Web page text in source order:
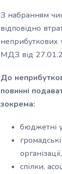
З набранням
відповідно
неприбуткових
МДЗ від
До
повинні
зокрема:
бюджетні
громадські
спілки,